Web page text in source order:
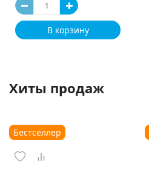
В корзину
Хиты продаж
Бестселлер